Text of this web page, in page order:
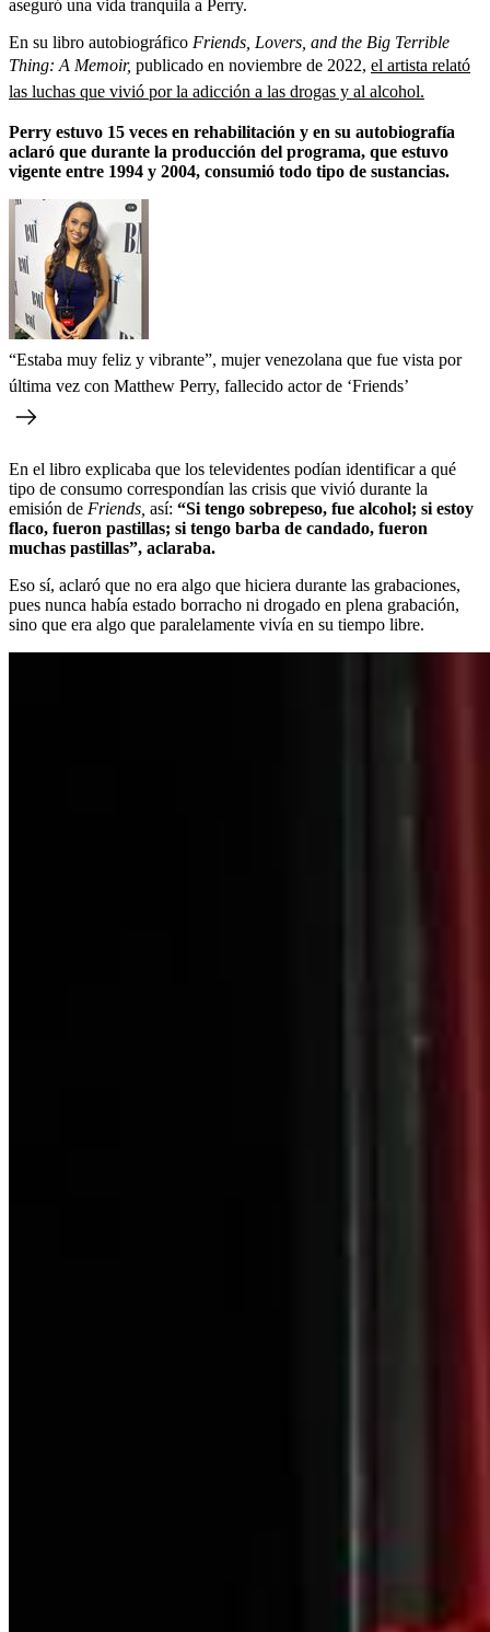
aseguró una vida tranquila a Perry.
En su libro autobiográfico Friends, Lovers, and the Big Terrible
Thing: A Memoir, publicado en noviembre de 2022, el artista relató
las luchas que vivió por la adicción a las drogas y al alcohol.
Perry estuvo 15 veces en rehabilitación y en su autobiografía
aclaró que durante la producción del programa, que estuvo
vigente entre 1994 y 2004, consumió todo tipo de sustancias.
“Estaba muy feliz y vibrante”, mujer venezolana que fue vista por
última vez con Matthew Perry, fallecido actor de ‘Friends’
En el libro explicaba que los televidentes podían identificar a qué
tipo de consumo correspondían las crisis que vivió durante la
emisión de Friends, así: “Si tengo sobrepeso, fue alcohol; si estoy
flaco, fueron pastillas; si tengo barba de candado, fueron
muchas pastillas”, aclaraba.
Eso sí, aclaró que no era algo que hiciera durante las grabaciones,
pues nunca había estado borracho ni drogado en plena grabación,
sino que era algo que paralelamente vivía en su tiempo libre.